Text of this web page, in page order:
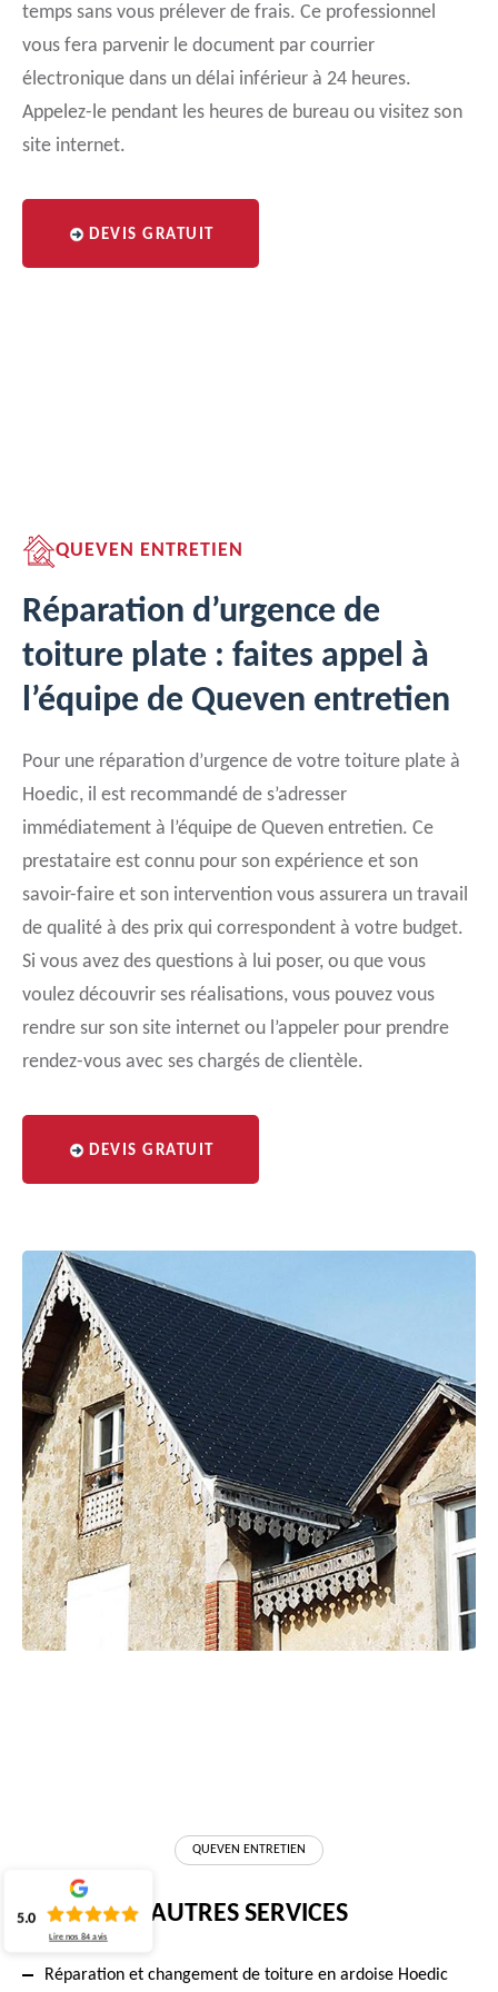
temps sans vous prélever de frais. Ce professionnel
vous fera parvenir le document par courrier
électronique dans un délai inférieur à 24 heures.
Appelez-le pendant les heures de bureau ou visitez son
site internet.
DEVIS GRATUIT
QUEVEN ENTRETIEN
Réparation d’urgence de
toiture plate : faites appel à
l’équipe de Queven entretien
Pour une réparation d’urgence de votre toiture plate à
Hoedic, il est recommandé de s’adresser
immédiatement à l’équipe de Queven entretien. Ce
prestataire est connu pour son expérience et son
savoir-faire et son intervention vous assurera un travail
de qualité à des prix qui correspondent à votre budget.
Si vous avez des questions à lui poser, ou que vous
voulez découvrir ses réalisations, vous pouvez vous
rendre sur son site internet ou l’appeler pour prendre
rendez-vous avec ses chargés de clientèle.
DEVIS GRATUIT
QUEVEN ENTRETIEN
AUTRES SERVICES
Réparation et changement de toiture en ardoise Hoedic
5.0
Lire nos84 avis